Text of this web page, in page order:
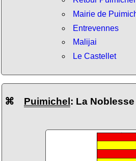
Mairie de
Entrevennes
Malijai
Le Castellet
⌘ Puimichel: La Noblesse